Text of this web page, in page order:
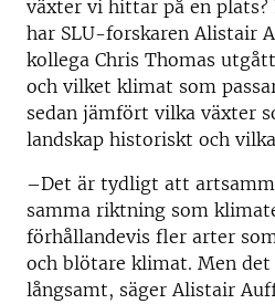
växter vi hittar på en
har SLU-forskaren Alistair
kollega Chris Thomas
och vilket klimat som
sedan jämfört vilka växter
landskap historiskt och
–Det är tydligt att
samma riktning som
förhållandevis fler arter
och blötare klimat. Men det
långsamt, säger Alistair